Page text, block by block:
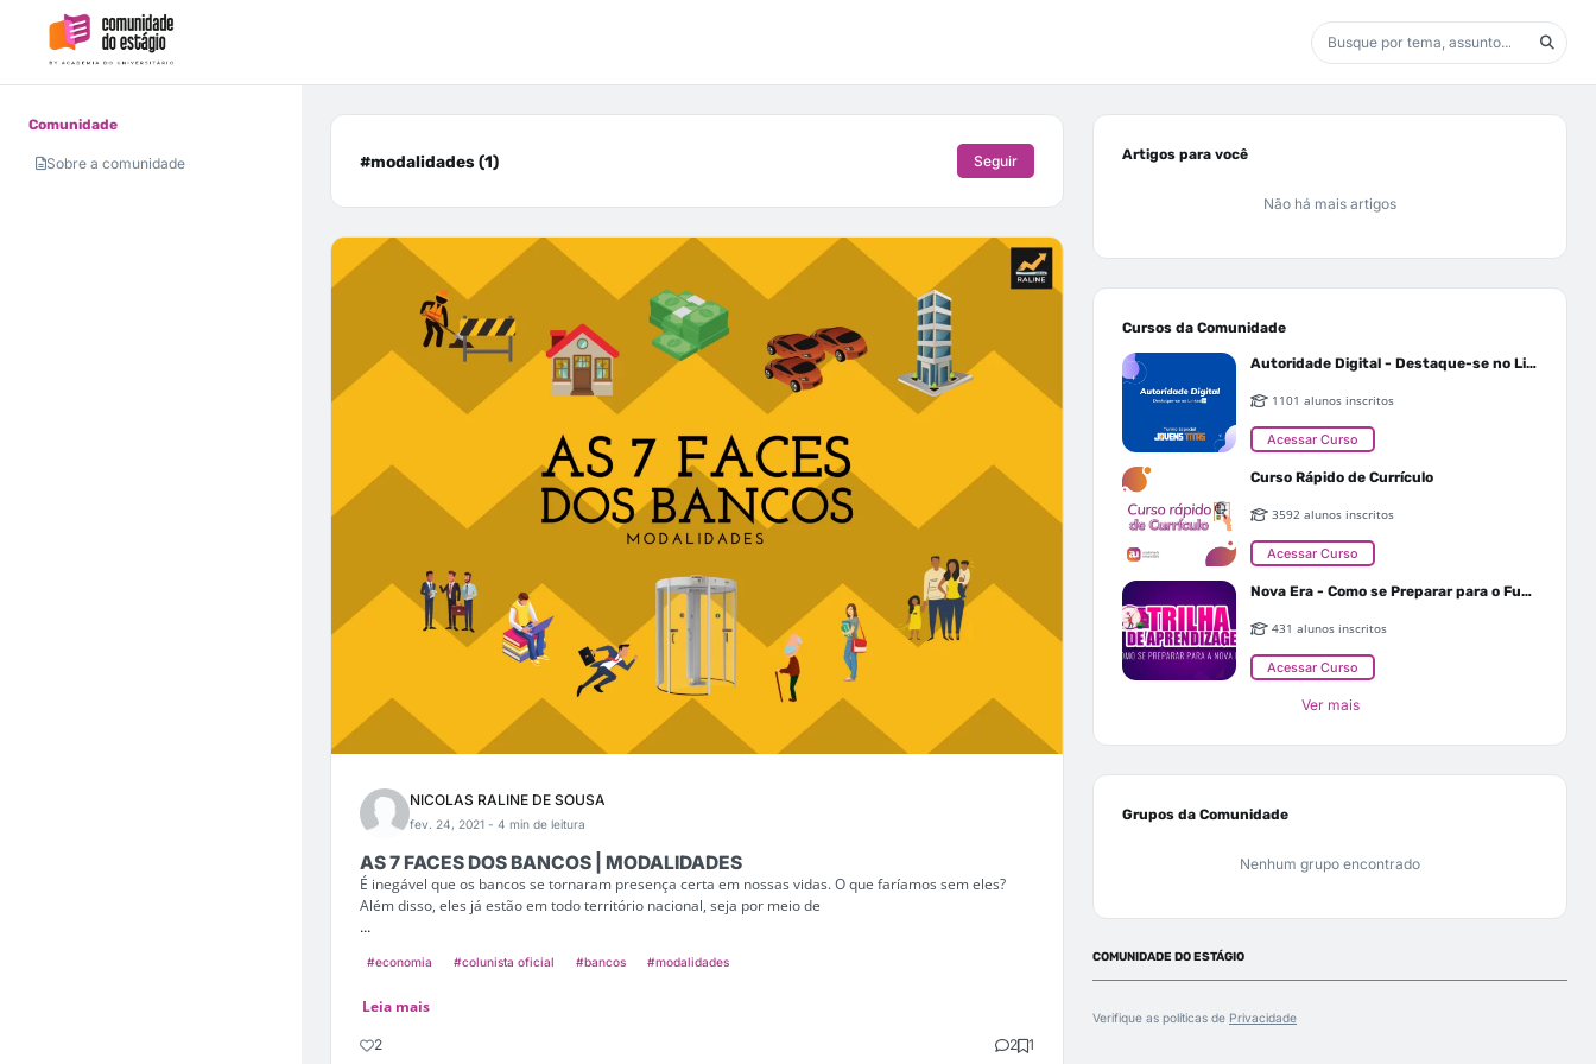
Comunidade
Sobre a comunidade #modalidades (1) Seguir
NICOLAS RALINE DE SOUSA
fev. 24, 2021 - 4 min de leitura
AS 7 FACES DOS BANCOS | MODALIDADES
É inegável que os bancos se tornaram presença certa em nossas vidas. O que faríamos sem eles?
Além disso, eles já estão em todo território nacional, seja por meio de
...
#economia #colunista oficial #bancos #modalidades
Leia mais
2 2 1
Artigos para você
Não há mais artigos
Cursos da Comunidade
Autoridade Digital - Destaque-se no Linkedin
1101 alunos inscritos
Acessar Curso
Curso Rápido de Currículo
3592 alunos inscritos
Acessar Curso
Nova Era - Como se Preparar para o Futuro
431 alunos inscritos
Acessar Curso
Ver mais
Grupos da Comunidade
Nenhum grupo encontrado
COMUNIDADE DO ESTÁGIO
Verifique as políticas de Privacidade